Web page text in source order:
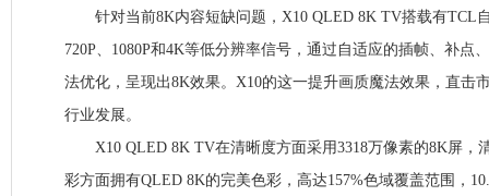
针对当前8K内容短缺问题，X10 QLED 8K TV搭载有TCL
720P、1080P和4K等低分辨率信号，通过自适应的插帧、补点
法优化，呈现出8K效果。X10的这一提升画质魔法效果，直击
行业发展。
X10 QLED 8K TV在清晰度方面采用3318万像素的8K屏，
彩方面拥有QLED 8K的完美色彩，高达157%色域覆盖范围，